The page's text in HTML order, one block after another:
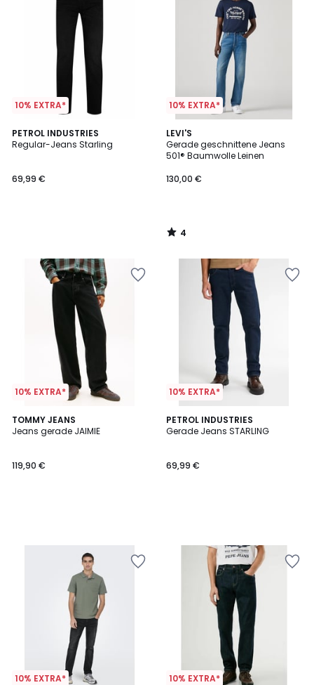
10% EXTRA*
PETROL INDUSTRIES
Regular-Jeans Starling
69,99 €
10% EXTRA*
LEVI'S
Gerade geschnittene Jeans
501® Baumwolle Leinen
130,00 €
4
/
5
4
/
10% EXTRA*
TOMMY JEANS
Jeans gerade JAIMIE
119,90 €
10% EXTRA*
PETROL INDUSTRIES
Gerade Jeans STARLING
69,99 €
10% EXTRA* 10% EXTRA*